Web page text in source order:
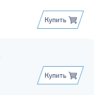
Купить
Купить